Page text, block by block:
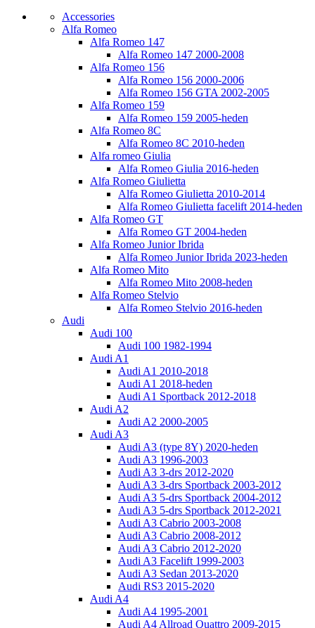
Accessories
Alfa Romeo
Alfa Romeo 147
Alfa Romeo 147 2000-2008
Alfa Romeo 156
Alfa Romeo 156 2000-2006
Alfa Romeo 156 GTA 2002-2005
Alfa Romeo 159
Alfa Romeo 159 2005-heden
Alfa Romeo 8C
Alfa Romeo 8C 2010-heden
Alfa romeo Giulia
Alfa Romeo Giulia 2016-heden
Alfa Romeo Giulietta
Alfa Romeo Giulietta 2010-2014
Alfa Romeo Giulietta facelift 2014-heden
Alfa Romeo GT
Alfa Romeo GT 2004-heden
Alfa Romeo Junior Ibrida
Alfa Romeo Junior Ibrida 2023-heden
Alfa Romeo Mito
Alfa Romeo Mito 2008-heden
Alfa Romeo Stelvio
Alfa Romeo Stelvio 2016-heden
Audi
Audi 100
Audi 100 1982-1994
Audi A1
Audi A1 2010-2018
Audi A1 2018-heden
Audi A1 Sportback 2012-2018
Audi A2
Audi A2 2000-2005
Audi A3
Audi A3 (type 8Y) 2020-heden
Audi A3 1996-2003
Audi A3 3-drs 2012-2020
Audi A3 3-drs Sportback 2003-2012
Audi A3 5-drs Sportback 2004-2012
Audi A3 5-drs Sportback 2012-2021
Audi A3 Cabrio 2003-2008
Audi A3 Cabrio 2008-2012
Audi A3 Cabrio 2012-2020
Audi A3 Facelift 1999-2003
Audi A3 Sedan 2013-2020
Audi RS3 2015-2020
Audi A4
Audi A4 1995-2001
Audi A4 Allroad Quattro 2009-2015